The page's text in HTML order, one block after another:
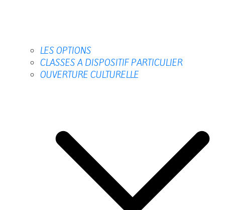
LES OPTIONS
CLASSES A DISPOSITIF PARTICULIER
OUVERTURE CULTURELLE